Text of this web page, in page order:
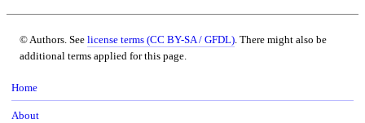
© Authors. See license terms (CC BY-SA / GFDL) . There might also be
additional terms applied for this page.
Home
About